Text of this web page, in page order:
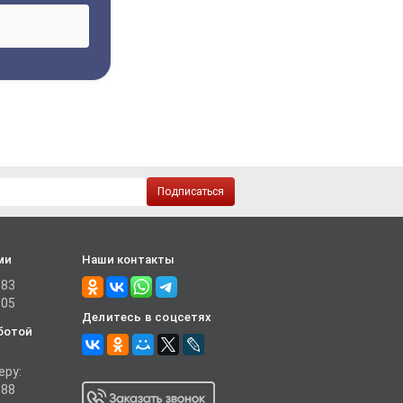
Подписаться
Наши контакты
Делитесь в соцсетях